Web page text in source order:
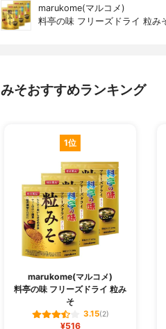
marukome(マルコメ)
料亭の味 フリーズドライ 粒み
みそおすすめランキング
1位
marukome(マルコメ)
料亭の味 フリーズドライ 粒み
そ
3.15(2)
¥516